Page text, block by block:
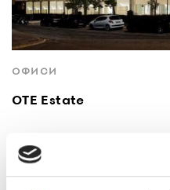
ОФИСИ
OTE Estate